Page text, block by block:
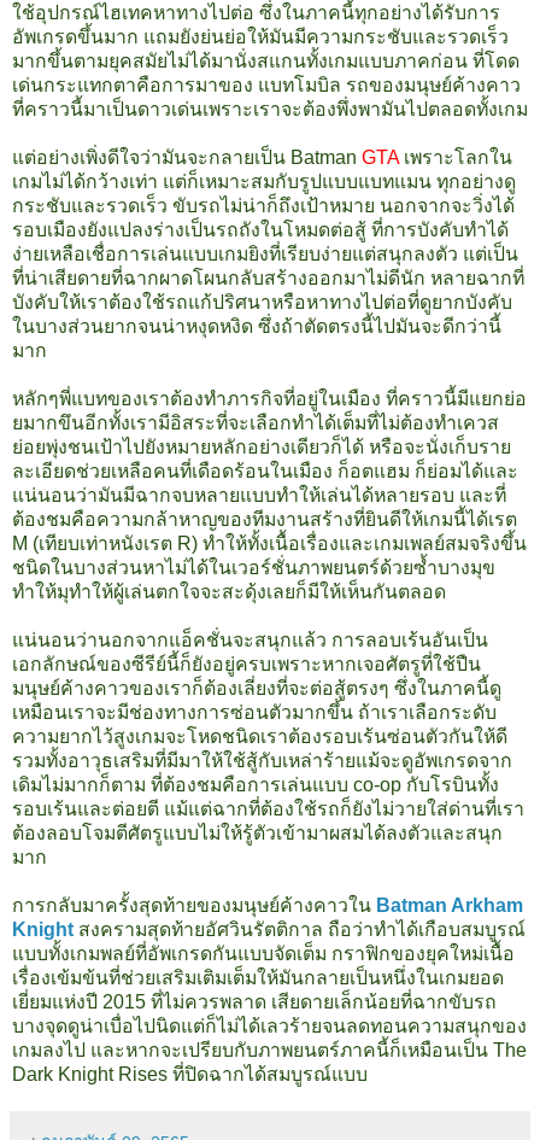
ใช้อุปกรณ์ไฮเทคหาทางไปต่อ ซึ่งในภาคนี้ทุกอย่างได้รับการ
อัพเกรดขึ้นมาก แถมยังย่นย่อให้มันมีความกระชับและรวดเร็ว
มากขึ้นตามยุคสมัยไม่ได้มานั่งสแกนทั้งเกมแบบภาคก่อน ที่โดด
เด่นกระแทกตาคือการมาของ แบทโมบิล รถของมนุษย์ค้างคาว
ที่คราวนี้มาเป็นดาวเด่นเพราะเราจะต้องพึ่งพามันไปตลอดทั้งเกม
แต่อย่างเพิ่งดีใจว่ามันจะกลายเป็น Batman GTAเพราะโลกใน
เกมไม่ได้กว้างเท่า แต่ก็เหมาะสมกับรูปแบบแบทแมน ทุกอย่างดู
กระชับและรวดเร็ว ขับรถไม่น่าก็ถึงเป้าหมาย นอกจากจะวิ่งได้
รอบเมืองยังแปลงร่างเป็นรถถังในโหมดต่อสู้ ที่การบังคับทำได้
ง่ายเหลือเชื่อการเล่นแบบเกมยิงที่เรียบง่ายแต่สนุกลงตัว แต่เป็น
ที่น่าเสียดายที่ฉากผาดโผนกลับสร้างออกมาไม่ดีนัก หลายฉากที่
บังคับให้เราต้องใช้รถแก้ปริศนาหรือหาทางไปต่อที่ดูยากบังคับ
ในบางส่วนยากจนน่าหงุดหงิด ซึ่งถ้าตัดตรงนี้ไปมันจะดีกว่านี้
มาก
หลักๆพี่แบทของเราต้องทำภารกิจที่อยู่ในเมือง ที่คราวนี้มีแยกย่อ
ยมากขึนอีกทั้งเรามีอิสระที่จะเลือกทำได้เต็มที่ไม่ต้องทำเควส
ย่อยพุ่งชนเป้าไปยังหมายหลักอย่างเดียวก็ได้ หรือจะนั่งเก็บราย
ละเอียดช่วยเหลือคนที่เดือดร้อนในเมือง ก็อตแฮม ก็ย่อมได้และ
แน่นอนว่ามันมีฉากจบหลายแบบทำให้เล่นได้หลายรอบ และที่
ต้องชมคือความกล้าหาญของทีมงานสร้างที่ยินดีให้เกมนี้ได้เรต
M (เทียบเท่าหนังเรต R) ทำให้ทั้งเนื้อเรื่องและเกมเพลย์สมจริงขึ้น
ชนิดในบางส่วนหาไม่ได้ในเวอร์ชั่นภาพยนตร์ด้วยซ้ำบางมุข
ทำให้มุทำให้ผู้เล่นตกใจจะสะดุ้งเลยก็มีให้เห็นกันตลอด
แน่นอนว่านอกจากแอ็คชั่นจะสนุกแล้ว การลอบเร้นอันเป็น
เอกลักษณ์ของซีรีย์นี้ก็ยังอยู่ครบเพราะหากเจอศัตรูที่ใช้ปืน
มนุษย์ค้างคาวของเราก็ต้องเลี่ยงที่จะต่อสู้ตรงๆ ซึ่งในภาคนี้ดู
เหมือนเราจะมีช่องทางการซ่อนตัวมากขึ้น ถ้าเราเลือกระดับ
ความยากไว้สูงเกมจะโหดชนิดเราต้องรอบเร้นซ่อนตัวกันให้ดี
รวมทั้งอาวุธเสริมที่มีมาให้ใช้สู้กับเหล่าร้ายแม้จะดูอัพเกรดจาก
เดิมไม่มากก็ตาม ที่ต้องชมคือการเล่นแบบ co-op กับโรบินทั้ง
รอบเร้นและต่อยตี แม้แต่ฉากที่ต้องใช้รถก็ยังไม่วายใส่ด่านที่เรา
ต้องลอบโจมตีศัตรูแบบไม่ให้รู้ตัวเข้ามาผสมได้ลงตัวและสนุก
มาก
การกลับมาครั้งสุดท้ายของมนุษย์ค้างคาวใน Batman Arkham
Knight สงครามสุดท้ายอัศวินรัตติกาล ถือว่าทำได้เกือบสมบูรณ์
แบบทั้งเกมพลย์ที่อัพเกรดกันแบบจัดเต็ม กราฟิกของยุคใหม่เนื้อ
เรื่องเข้มข้นที่ช่วยเสริมเติมเต็มให้มันกลายเป็นหนึ่งในเกมยอด
เยี่ยมแห่งปี 2015 ที่ไม่ควรพลาด เสียดายเล็กน้อยที่ฉากขับรถ
บางจุดดูน่าเบื่อไปนิดแต่ก็ไม่ได้เลวร้ายจนลดทอนความสนุกของ
เกมลงไป และหากจะเปรียบกับภาพยนตร์ภาคนี้ก็เหมือนเป็น The
Dark Knight Rises ที่ปิดฉากได้สมบูรณ์แบบ